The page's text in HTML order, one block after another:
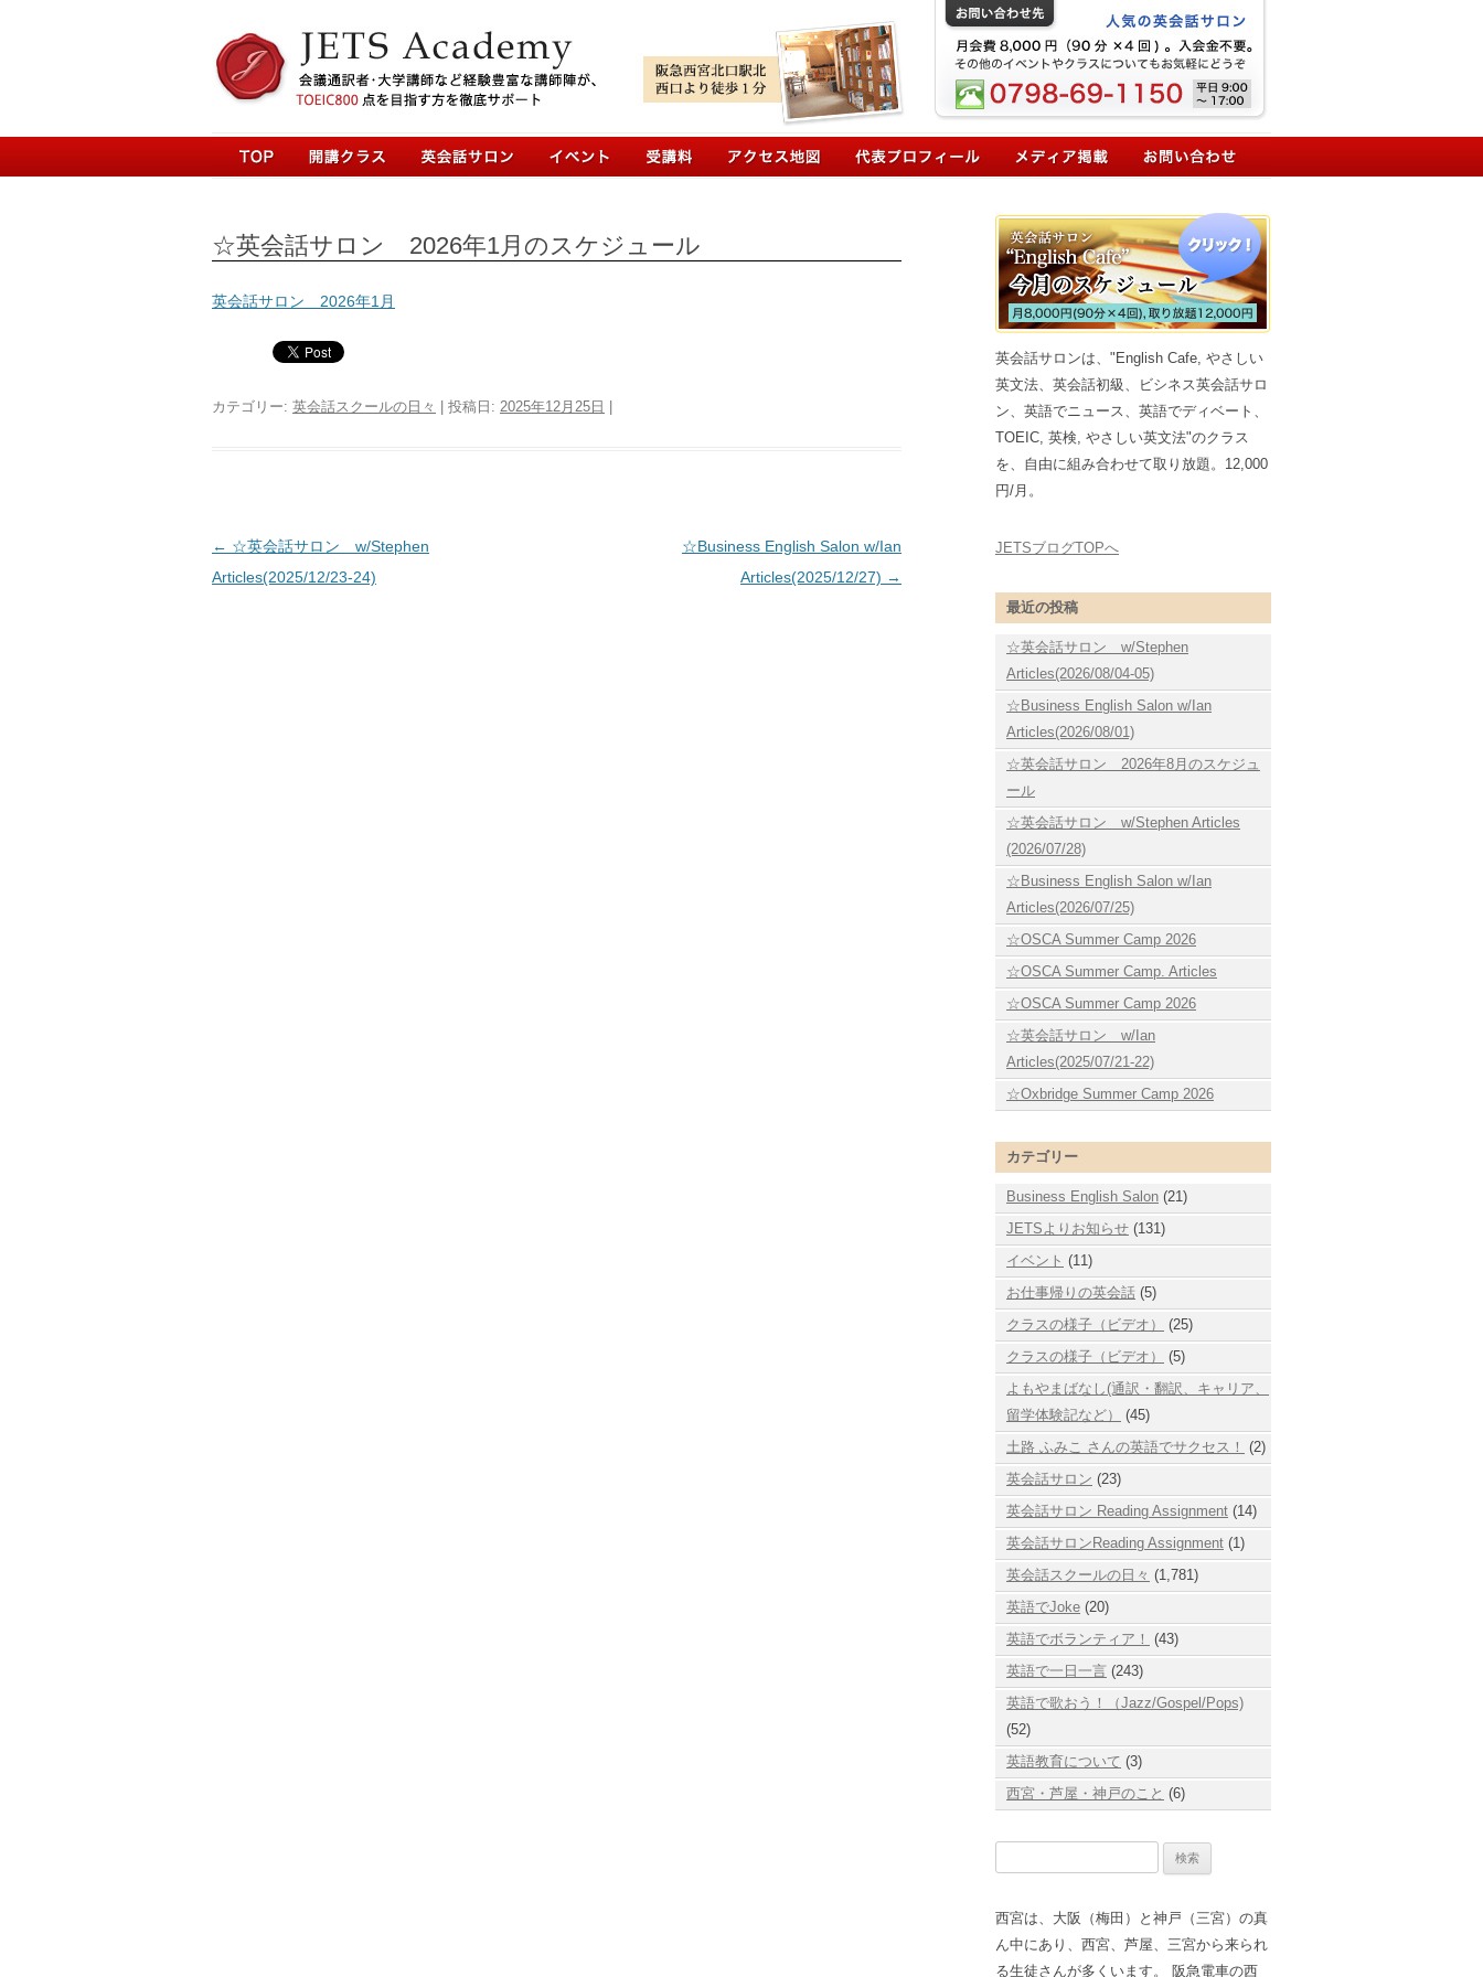
コンテンツへ移動
☆英会話サロン 2026年1月のスケジュール
英会話サロン 2026年1月
カテゴリー: 英会話スクールの日々 | 投稿日: 2025年12月25日
投稿ナビゲーション
← ☆英会話サロン w/Stephen
Articles(2025/12/23-24)
☆Business English Salon w/Ian
Articles(2025/12/27) →
英会話サロンは、"English Cafe, やさしい
英文法、英会話初級、ビシネス英会話サロ
ン、英語でニュース、英語でディベート、
TOEIC, 英検, やさしい英文法"のクラス
を、自由に組み合わせて取り放題。12,000
円/月。
JETSブログTOPへ
最近の投稿
☆英会話サロン w/Stephen
Articles(2026/08/04-05)
☆Business English Salon w/Ian
Articles(2026/08/01)
☆英会話サロン 2026年8月のスケジュ
ール
☆英会話サロン w/Stephen Articles
(2026/07/28)
☆Business English Salon w/Ian
Articles(2026/07/25)
☆OSCA Summer Camp 2026
☆OSCA Summer Camp. Articles
☆OSCA Summer Camp 2026
☆英会話サロン w/Ian
Articles(2025/07/21-22)
☆Oxbridge Summer Camp 2026
カテゴリー
Business English Salon (21)
JETSよりお知らせ (131)
イベント (11)
お仕事帰りの英会話 (5)
クラスの様子（ビデオ）
(25)
クラスの様子（ビデオ）
(5)
よもやまばなし(通訳・翻訳、キャリア、
留学体験記など）
(45)
土路 ふみこ さんの英語でサクセス！
(2)
英会話サロン (23)
英会話サロン Reading Assignment (14)
英会話サロンReading Assignment (1)
英会話スクールの日々 (1,781)
英語でJoke (20)
英語でボランティア！
(43)
英語で一日一言 (243)
英語で歌おう！（Jazz/Gospel/Pops)
(52)
英語教育について (3)
西宮・芦屋・神戸のこと (6)
西宮は、大阪（梅田）と神戸（三宮）の真
ん中にあり、西宮、芦屋、三宮から来られ
る生徒さんが多くいます。 阪急電車の西